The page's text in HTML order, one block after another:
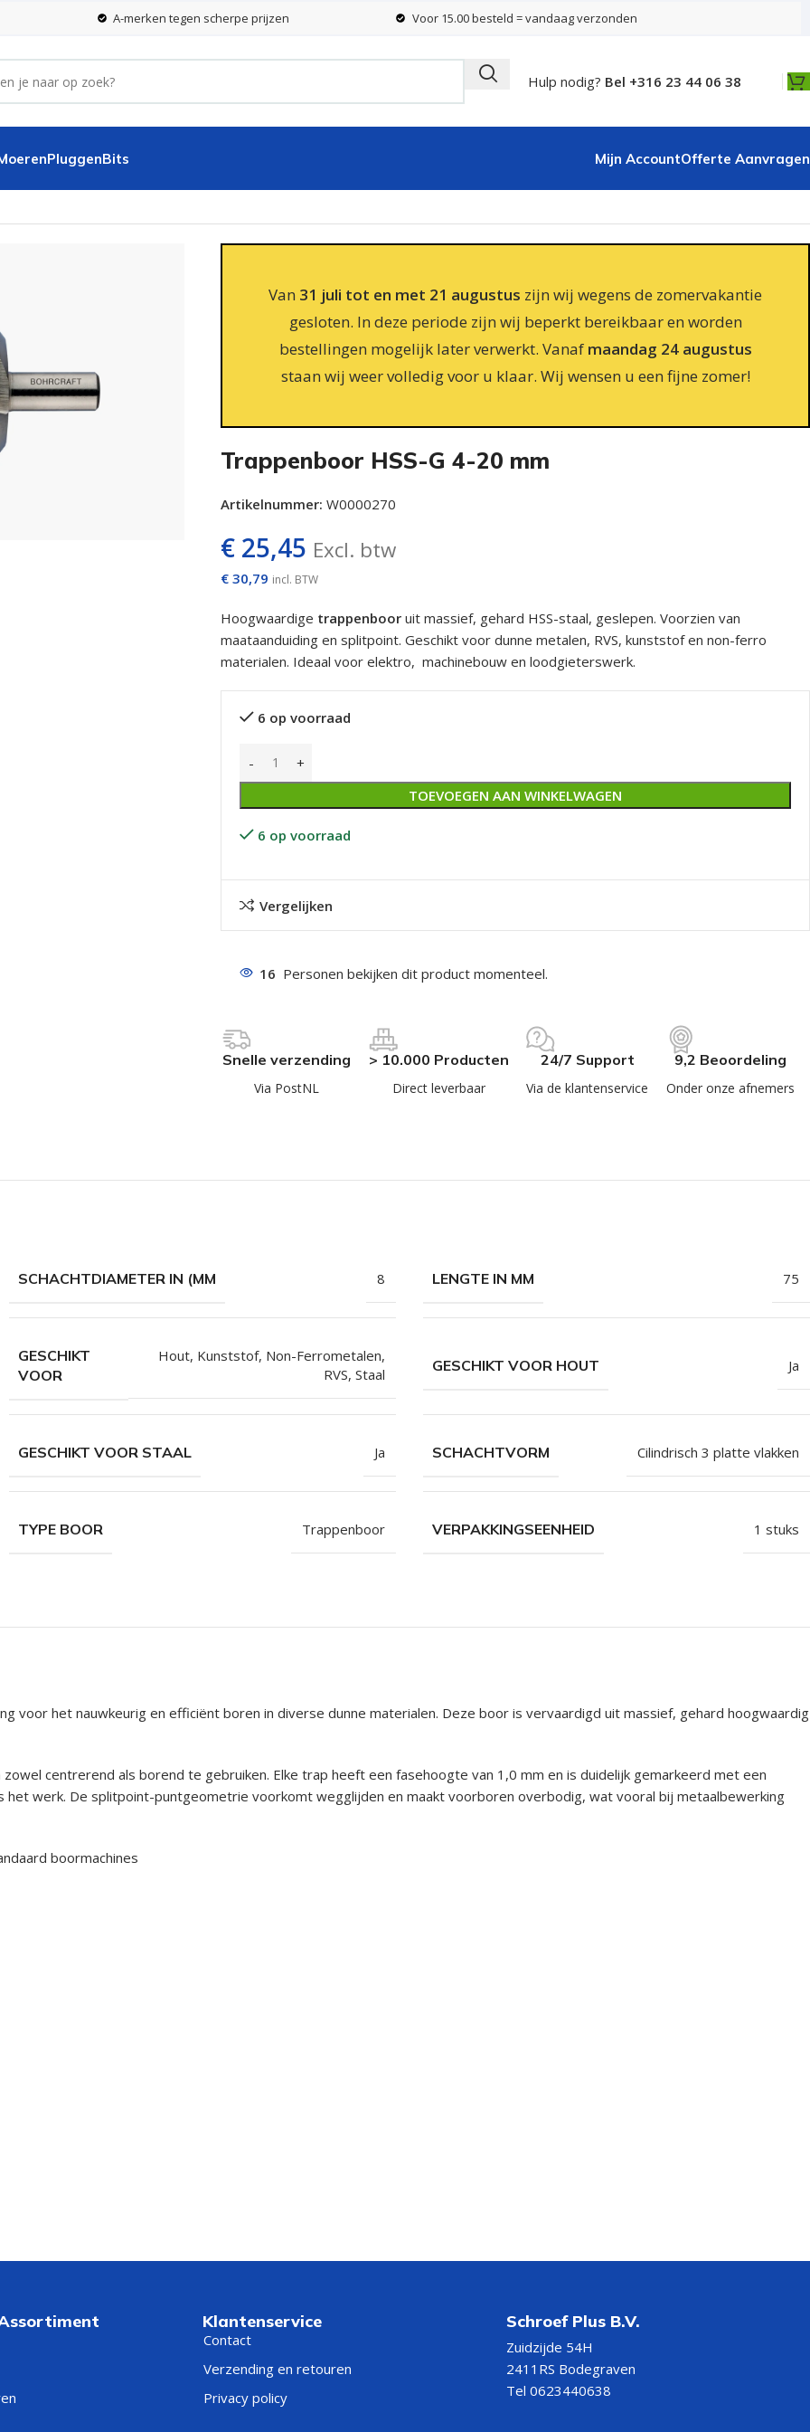
A-merken tegen scherpe prijzen Voor 15.00 besteld = vandaag verzonden
Hulp nodig? Bel +316 23 44 06 38
PluggenBits Mijn AccountOfferte Aanvragen
Van 31 juli tot en met 21 augustus zijn wij wegens de zomervakantie
gesloten. In deze periode zijn wij beperkt bereikbaar en worden
bestellingen mogelijk later verwerkt. Vanaf maandag 24 augustus
staan wij weer volledig voor u klaar. Wij wensen u een fijne zomer!
Trappenboor HSS-G 4-20 mm
Artikelnummer: W0000270
€ 25,45 Excl. btw
€ 30,79 incl. BTW
Hoogwaardige trappenboor uit massief, gehard HSS-staal, geslepen. Voorzien van
maataanduiding en splitpoint. Geschikt voor dunne metalen, RVS, kunststof en non-ferro
materialen. Ideaal voor elektro, machinebouw en loodgieterswerk.
6 op voorraad
TOEVOEGEN AAN WINKELWAGEN
6 op voorraad
Vergelijken
16 Personen bekijken dit product momenteel.
Snelle verzending
Via PostNL
> 10.000 Producten
Direct leverbaar
24/7 Support
Via de klantenservice
9,2 Beoordeling
Onder onze afnemers
SCHACHTDIAMETER IN (MM 8 LENGTE IN MM 75
GESCHIKT
VOOR
Hout, Kunststof, Non-Ferrometalen,
RVS, Staal
GESCHIKT VOOR HOUT Ja
GESCHIKT VOOR STAAL Ja SCHACHTVORM Cilindrisch 3 platte vlakken
TYPE BOOR Trappenboor VERPAKKINGSEENHEID 1 stuks
voor het nauwkeurig en efficiënt boren in diverse dunne materialen. Deze boor is vervaardigd uit massief, gehard hoogwaardig
centrerend als borend te gebruiken. Elke trap heeft een fasehoogte van 1,0 mm en is duidelijk gemarkeerd met een
het werk. De splitpoint-puntgeometrie voorkomt wegglijden en maakt voorboren overbodig, wat vooral bij metaalbewerking
boormachines
Klantenservice
Contact
Verzending en retouren
Privacy policy
Schroef Plus B.V.
Zuidzijde 54H
2411RS Bodegraven
Tel 0623440638